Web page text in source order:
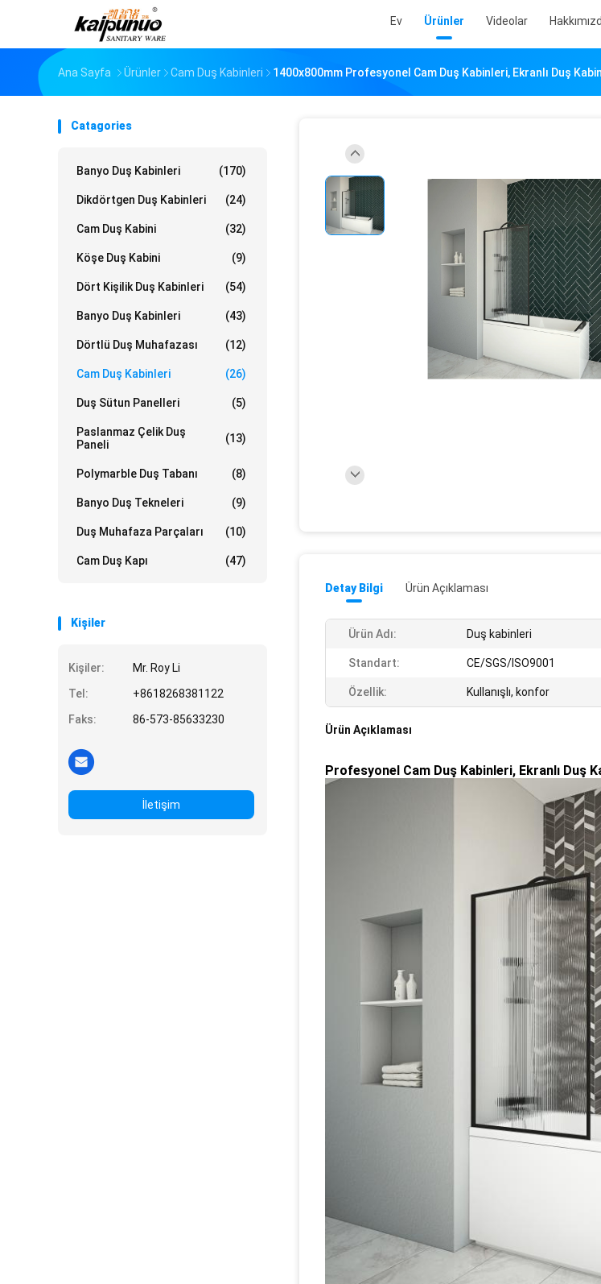
Ev Ürünler Videolar
Ana Sayfa Ürünler Cam Duş Kabinleri 1400x800mm Profesyonel Cam Duş Kabinleri, Ekranlı Duş
Catagories
Banyo Duş Kabinleri (170)
Dikdörtgen Duş Kabinleri (24)
Cam Duş Kabini (32)
Köşe Duş Kabini (9)
Dört Kişilik Duş Kabinleri (54)
Banyo Duş Kabinleri (43)
Dörtlü Duş Muhafazası (12)
Cam Duş Kabinleri (26)
Duş Sütun Panelleri (5)
Paslanmaz Çelik Duş
Paneli
(13)
Polymarble Duş Tabanı (8)
Banyo Duş Tekneleri (9)
Duş Muhafaza Parçaları (10)
Cam Duş Kapı (47)
Kişiler
Kişiler:
Mr. Roy Li
Tel:
+8618268381122
Faks:
86-573-85633230
İletişim
Detay Bilgi Ürün Açıklaması
Ürün Adı: Duş kabinleri
Standart: CE/SGS/ISO9001
Özellik: Kullanışlı, konfor
Ürün Açıklaması
Profesyonel Cam Duş Kabinleri, Ekranlı Duş